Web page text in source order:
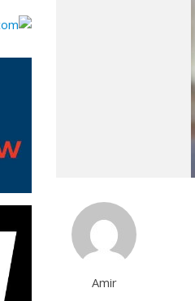
Amir